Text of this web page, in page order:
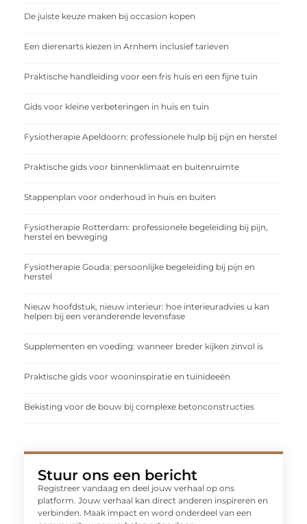
De juiste keuze maken bij occasion kopen
Een dierenarts kiezen in Arnhem inclusief tarieven
Praktische handleiding voor een fris huis en een fijne tuin
Gids voor kleine verbeteringen in huis en tuin
Fysiotherapie Apeldoorn: professionele hulp bij pijn en herstel
Praktische gids voor binnenklimaat en buitenruimte
Stappenplan voor onderhoud in huis en buiten
Fysiotherapie Rotterdam: professionele begeleiding bij pijn,
herstel en beweging
Fysiotherapie Gouda: persoonlijke begeleiding bij pijn en
herstel
Nieuw hoofdstuk, nieuw interieur: hoe interieuradvies u kan
helpen bij een veranderende levensfase
Supplementen en voeding: wanneer breder kijken zinvol is
Praktische gids voor wooninspiratie en tuinideeën
Bekisting voor de bouw bij complexe betonconstructies
Stuur ons een bericht
Registreer vandaag en deel jouw verhaal op ons
platform. Jouw verhaal kan direct anderen inspireren en
verbinden. Maak impact en word onderdeel van een